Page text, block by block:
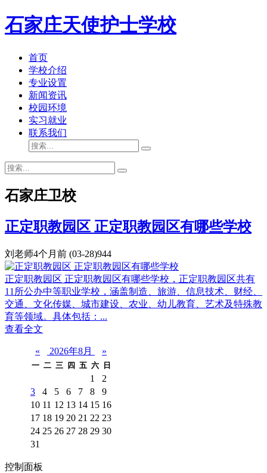
石家庄天使护士学校
首页
学校介绍
专业设置
新闻资讯
校园环境
实习就业
联系我们
石家庄卫校
正定职教园区 正定职教园区有哪些学校
刘老师4个月前 (03-28)944
正定职教园区 正定职教园区有哪些学校，正定职教园区共有‌
11所公办中等职业学校‌，涵盖制造、旅游、信息技术、财经、
交通、文化传媒、城市建设、农业、幼儿教育、艺术及特殊教
育等领域。具体包括：‌‌...
查看全文
« 2026年8月 »
一 二 三 四 五 六 日
1
2
3
4 5 6 7 8
9
10 11 12 13 14 15 16
17 18 19 20 21 22 23
24 25 26 27 28 29 30
31
控制面板